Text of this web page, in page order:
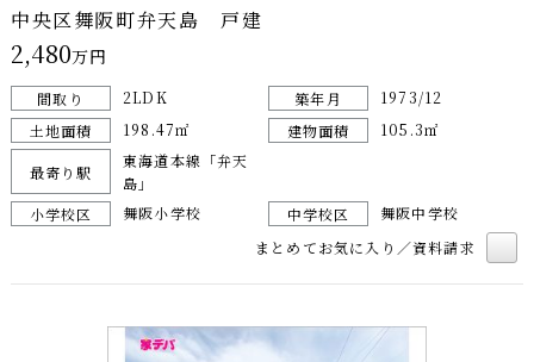
中央区舞阪町弁天島 戸建
2,480万円
間取り 2LDK 築年月
1973/12
土地面積
198.47㎡ 建物面積 105.3㎡
最寄り駅
東海道本線「弁天
島」
小学校区
舞阪小学校 中学校区
舞阪中学校
まとめてお気に入り／資料請求